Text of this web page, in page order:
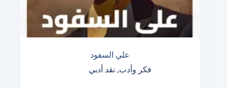
علي السفود
فكر وأدب, نقد أدبي